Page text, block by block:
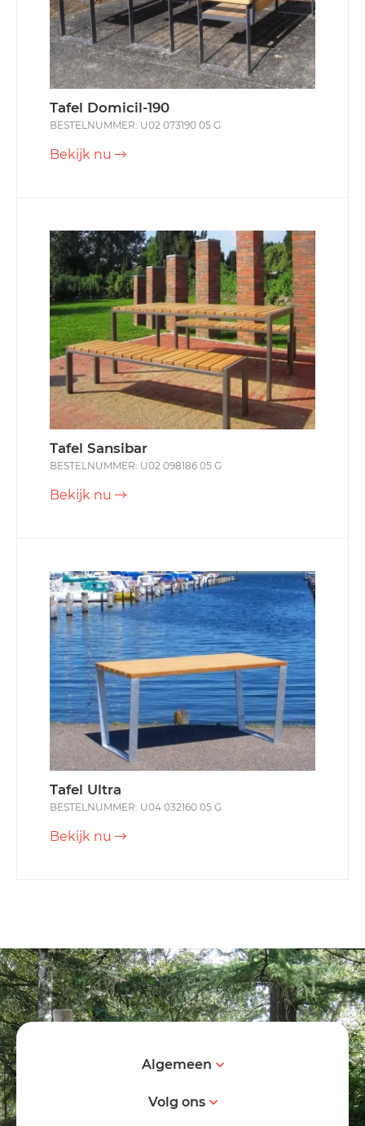
Tafel Domicil-190
BESTELNUMMER: U02 073190 05 G
Bekijk nu
Tafel Sansibar
BESTELNUMMER: U02 098186 05 G
Bekijk nu
Tafel Ultra
BESTELNUMMER: U04 032160 05 G
Bekijk nu
Algemeen
Volg ons